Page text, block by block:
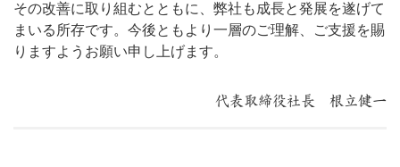
その改善に取り組むとともに、弊社も成長と発展を遂げて
まいる所存です。今後ともより一層のご理解、ご支援を賜
りますようお願い申し上げます。
代表取締役社長 根立健一